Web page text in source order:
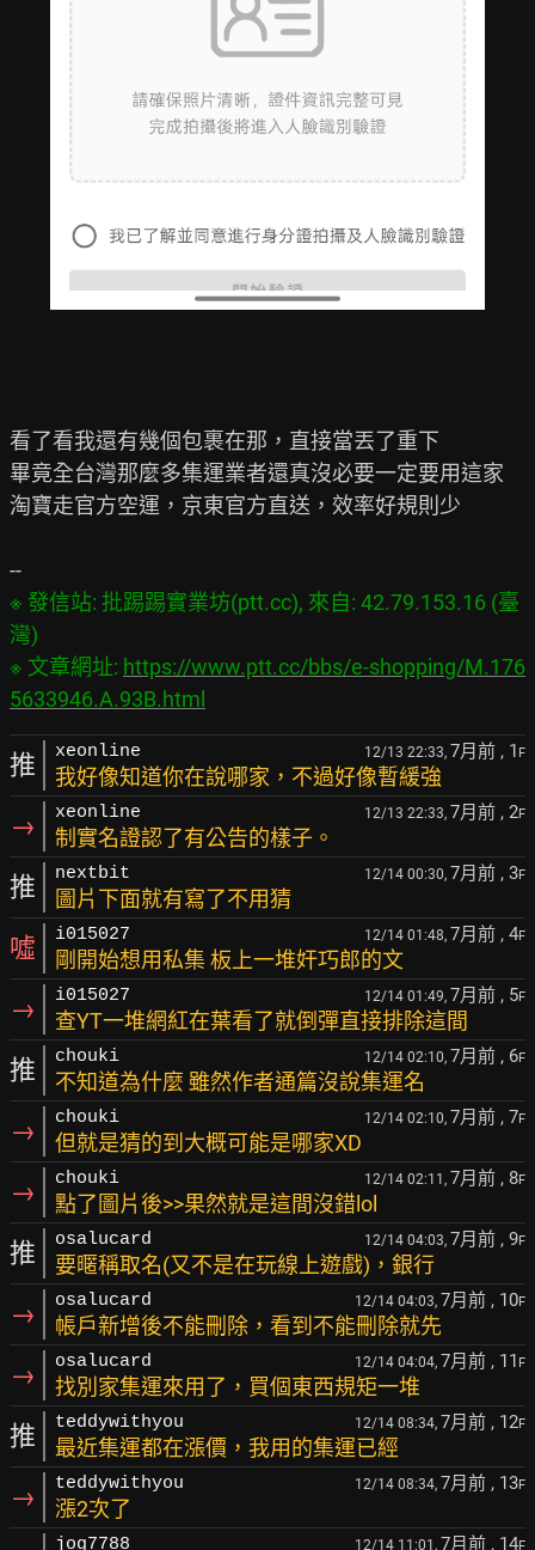
看了看我還有幾個包裹在那，直接當丟了重下
畢竟全台灣那麼多集運業者還真沒必要一定要用這家
淘寶走官方空運，京東官方直送，效率好規則少
※ 發信站: 批踢踢實業坊(ptt.cc), 來自: 42.79.153.16 (臺
灣)
※ 文章網址: https://www.ptt.cc/bbs/e-shopping/M.176
5633946.A.93B.html
推 xeonline 12/13 22:33, 7月前 , 1 F
我好像知道你在說哪家，不過好像暫緩強
→ xeonline 12/13 22:33, 7月前 , 2F
制實名證認了有公告的樣子。
推 nextbit 12/14 00:30, 7月前 , 3F
圖片下面就有寫了不用猜
噓 i015027 12/14 01:48, 7月前 , 4F
剛開始想用私集 板上一堆奸巧郎的文
→ i015027 12/14 01:49, 7月前 , 5F
查YT一堆網紅在葉看了就倒彈直接排除這間
推 chouki 12/14 02:10, 7月前 , 6F
不知道為什麼 雖然作者通篇沒說集運名
→ chouki 12/14 02:10, 7月前 , 7F
但就是猜的到大概可能是哪家XD
→ chouki 12/14 02:11, 7月前 , 8F
點了圖片後>>果然就是這間沒錯lol
推 osalucard 12/14 04:03, 7月前 , 9F
要暱稱取名(又不是在玩線上遊戲)，銀行
→ osalucard 12/14 04:03, 7月前 , 10F
帳戶新增後不能刪除，看到不能刪除就先
→ osalucard 12/14 04:04, 7月前 , 11 F
找別家集運來用了，買個東西規矩一堆
推 teddywithyou 12/14 08:34, 7月前 , 12F
最近集運都在漲價，我用的集運已經
→ teddywithyou 12/14 08:34, 7月前 , 13F
漲2次了
jog7788 12/14 11:01, 7月前 , 14F